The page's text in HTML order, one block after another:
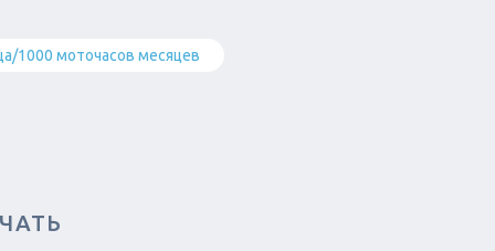
1000 моточасов месяцев